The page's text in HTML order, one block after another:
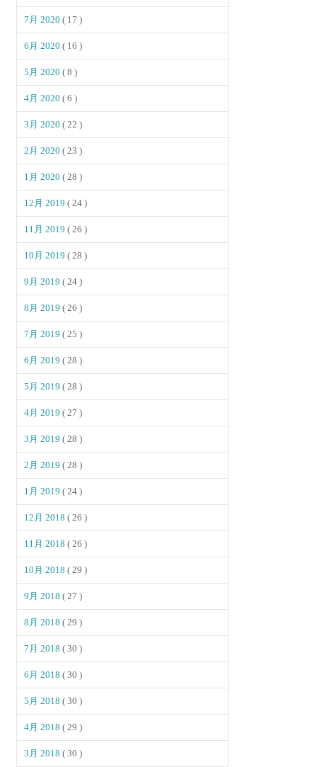
7月 2020( 17 )
6月 2020( 16 )
5月 2020( 8 )
4月 2020( 6 )
3月 2020( 22 )
2月 2020( 23 )
1月 2020( 28 )
12月 2019( 24 )
11月 2019( 26 )
10月 2019( 28 )
9月 2019( 24 )
8月 2019( 26 )
7月 2019( 25 )
6月 2019( 28 )
5月 2019( 28 )
4月 2019( 27 )
3月 2019( 28 )
2月 2019( 28 )
1月 2019( 24 )
12月 2018( 26 )
11月 2018( 26 )
10月 2018( 29 )
9月 2018( 27 )
8月 2018( 29 )
7月 2018( 30 )
6月 2018( 30 )
5月 2018( 30 )
4月 2018( 29 )
3月 2018( 30 )